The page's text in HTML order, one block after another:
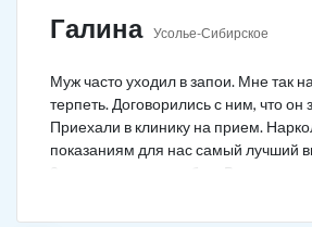
Галина Усолье-Сибирское
Муж часто уходил в запои. Мне так
терпеть. Договорились с ним, что он
Приехали в клинику на прием.
показаниям для нас самый лучший
3 года поставили рубеж. Вот уже как